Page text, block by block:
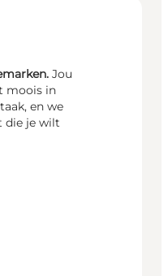
Jou
moois in
en we
die je wilt